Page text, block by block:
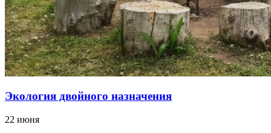
Экология двойного назначения
22 июня